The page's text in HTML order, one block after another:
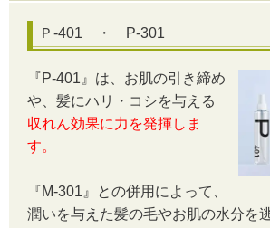
Ｐ-401 ・ P-301
『P-401』は、お肌の引き締め
や、髪にハリ・コシを与える
収れん効果に力を発揮しま
す。
『M-301』との併用によって、
潤いを与えた髪の毛やお肌の水分を